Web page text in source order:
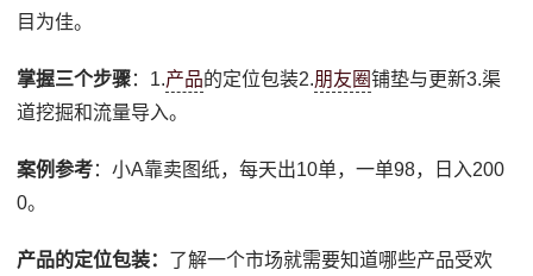
目为佳。
掌握三个步骤：1.产品的定位包装2.朋友圈铺垫与更新3.渠
道挖掘和流量导入。
案例参考：小A靠卖图纸，每天出10单，一单98，日入200
0。
产品的定位包装： 了解一个市场就需要知道哪些产品受欢